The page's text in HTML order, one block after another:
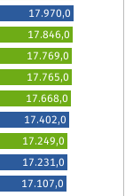
17.970,0
17.846,0
17.769,0
17.765,0
17.668,0
17.402,0
17.249,0
17.231,0
17.107,0